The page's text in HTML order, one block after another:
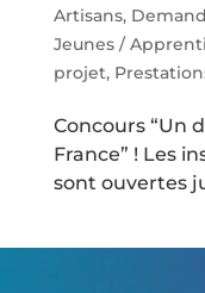
Artisans,
Jeunes /
projet,
Concours “Un
France” ! Les
sont ouvertes